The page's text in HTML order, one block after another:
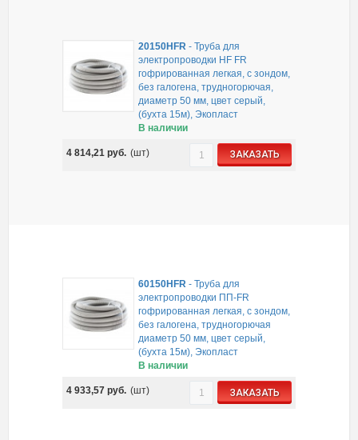
20150HFR- Труба для
электропроводки HF FR
гофрированная легкая, с зондом,
без галогена, трудногорючая,
диаметр 50 мм, цвет серый,
(бухта 15м), Экопласт
В наличии
4 814,21 руб. (шт) ЗАКАЗАТЬ
60150HFR- Труба для
электропроводки ПП-FR
гофрированная легкая, с зондом,
без галогена, трудногорючая
диаметр 50 мм, цвет серый,
(бухта 15м), Экопласт
В наличии
4 933,57 руб. (шт) ЗАКАЗАТЬ